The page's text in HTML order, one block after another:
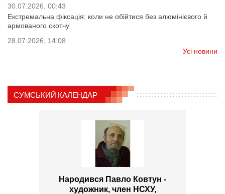
30.07.2026, 00:43
Екстремальна фіксація: коли не обійтися без алюмінієвого й
армованого скотчу
28.07.2026, 14:08
Усі новини
СУМСЬКИЙ КАЛЕНДАР
Народився Павло Ковтун -
художник, член НСХУ,